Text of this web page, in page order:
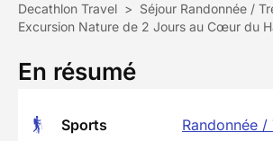
Decathlon Travel > Séjour Randonnée /
En résumé
Sports Randonnée /